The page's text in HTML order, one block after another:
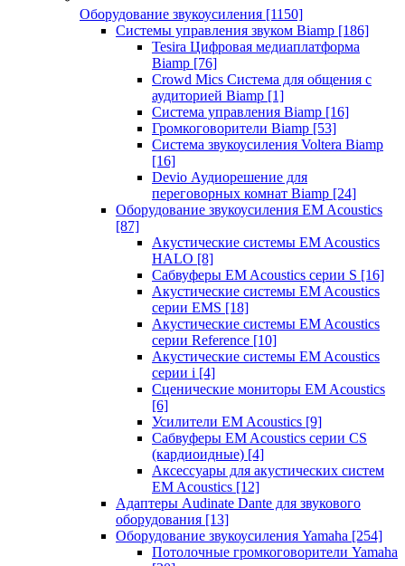
Оборудование звукоусиления [1150]
Системы управления звуком Biamp [186]
Tesira Цифровая медиаплатформа
Biamp [76]
Crowd Mics Система для общения с
аудиторией Biamp [1]
Система управления Biamp [16]
Громкоговорители Biamp [53]
Система звукоусиления Voltera Biamp
[16]
Devio Аудиорешение для
переговорных комнат Biamp [24]
Оборудование звукоусиления EM Acoustics
[87]
Акустические системы EM Acoustics
HALO [8]
Сабвуферы EM Acoustics серии S [16]
Акустические системы EM Acoustics
серии EMS [18]
Акустические системы EM Acoustics
серии Reference [10]
Акустические системы EM Acoustics
серии i [4]
Сценические мониторы EM Acoustics
[6]
Усилители EM Acoustics [9]
Сабвуферы EM Acoustics серии CS
(кардиоидные) [4]
Аксессуары для акустических систем
EM Acoustics [12]
Адаптеры Audinate Dante для звукового
оборудования [13]
Оборудование звукоусиления Yamaha [254]
Потолочные громкоговорители Yamaha